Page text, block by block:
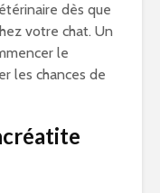
dès que
votre chat. Un
le
les chances de